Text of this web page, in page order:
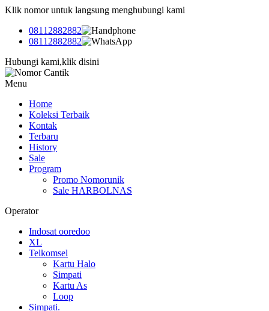
Klik nomor untuk langsung menghubungi kami
08112882882
08112882882
Hubungi kami,klik disini
Menu
Home
Koleksi Terbaik
Kontak
Terbaru
History
Sale
Program
Promo Nomorunik
Sale HARBOLNAS
Operator
Indosat ooredoo
XL
Telkomsel
Kartu Halo
Simpati
Kartu As
Loop
Simpati.